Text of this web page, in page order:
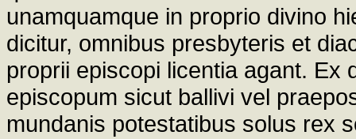
unamquamque in proprio divino
dicitur, omnibus presbyteris et
proprii episcopi licentia agant. Ex
episcopum sicut ballivi vel
mundanis potestatibus solus rex